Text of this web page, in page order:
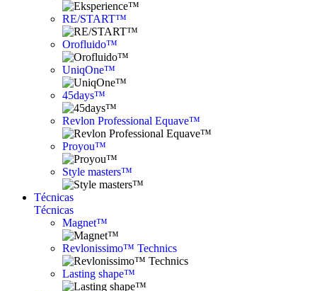
RE/START™
Orofluido™
UniqOne™
45days™
Revlon Professional Equave™
Proyou™
Style masters™
Técnicas
Técnicas
Magnet™
Revlonissimo™ Technics
Lasting shape™